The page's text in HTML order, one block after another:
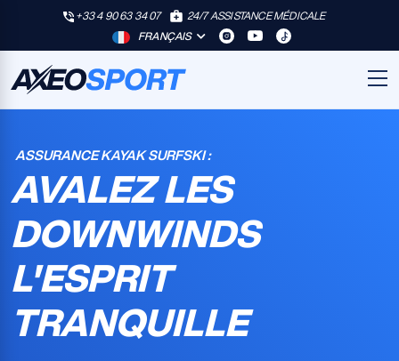
+33 4 90 63 34 07
24/7 ASSISTANCE MÉDICALE
FRANÇAIS
ASSURANCE KAYAK SURFSKI :
AVALEZ LES
DOWNWINDS
L'ESPRIT
TRANQUILLE